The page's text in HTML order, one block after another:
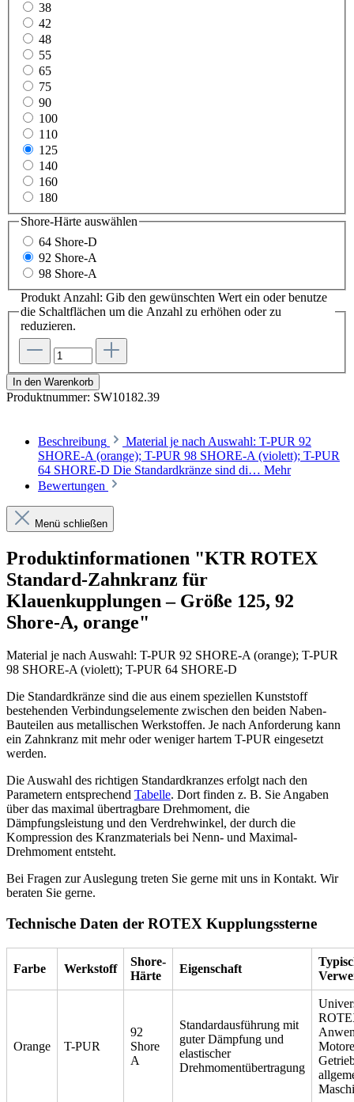
38
42
48
55
65
75
90
100
110
125
140
160
180
Shore-Härte auswählen
64 Shore-D
92 Shore-A
98 Shore-A
Produkt Anzahl: Gib den gewünschten Wert ein oder benutze
die Schaltflächen um die Anzahl zu erhöhen oder zu
reduzieren.
In den Warenkorb
Produktnummer: SW10182.39
Beschreibung
Material je nach Auswahl: T-PUR 92
SHORE-A (orange); T-PUR 98 SHORE-A (violett); T-PUR
64 SHORE-D Die Standardkränze sind di… Mehr
Bewertungen
Menü schließen
Produktinformationen "KTR ROTEX
Standard-Zahnkranz für
Klauenkupplungen – Größe 125, 92
Shore-A, orange"
Material je nach Auswahl: T-PUR 92 SHORE-A (orange); T-PUR
98 SHORE-A (violett); T-PUR 64 SHORE-D
Die Standardkränze sind die aus einem speziellen Kunststoff
bestehenden Verbindungselemente zwischen den beiden Naben-
Bauteilen aus metallischen Werkstoffen. Je nach Anforderung kann
ein Zahnkranz mit mehr oder weniger hartem T-PUR eingesetzt
werden.
Die Auswahl des richtigen Standardkranzes erfolgt nach den
Parametern entsprechend Tabelle. Dort finden z. B. Sie Angaben
über das maximal übertragbare Drehmoment, die
Dämpfungsleistung und den Verdrehwinkel, der durch die
Kompression des Kranzmaterials bei Nenn- und Maximal-
Drehmoment entsteht.
Bei Fragen zur Auslegung treten Sie gerne mit uns in Kontakt. Wir
beraten Sie gerne.
Technische Daten der ROTEX Kupplungssterne
Farbe Werkstoff
Shore-
Härte
Eigenschaft
Orange T-PUR
92
Shore
A
Standardausführung mit
guter Dämpfung und
elastischer
Drehmomentübertragung